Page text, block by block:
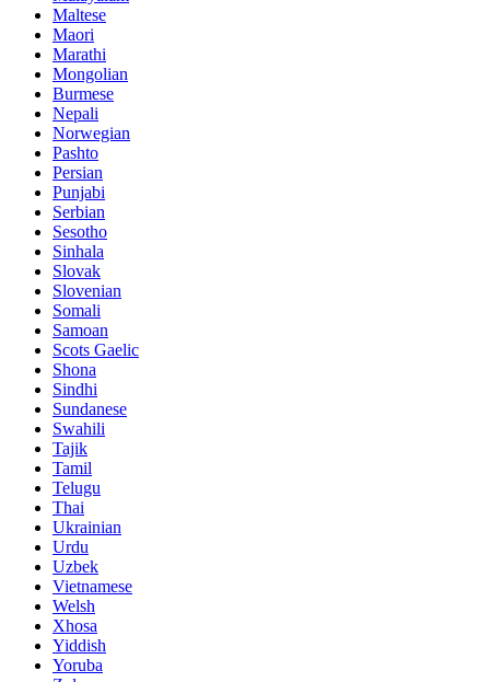
Maltese
Maori
Marathi
Mongolian
Burmese
Nepali
Norwegian
Pashto
Persian
Punjabi
Serbian
Sesotho
Sinhala
Slovak
Slovenian
Somali
Samoan
Scots Gaelic
Shona
Sindhi
Sundanese
Swahili
Tajik
Tamil
Telugu
Thai
Ukrainian
Urdu
Uzbek
Vietnamese
Welsh
Xhosa
Yiddish
Yoruba